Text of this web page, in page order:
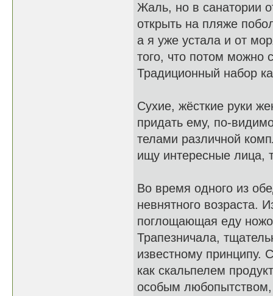
Жаль, но в санатории
открыть на пляже
а я уже устала и от
того, что потом можно
Традиционный набор
Сухие, жёсткие руки
придать ему, по-
телами различной
ищу интересные лица,
Во время одного из
невнятного возраста.
поглощающая еду
Трапезничала,
известному принципу.
как скальпелем
особым любопытством,